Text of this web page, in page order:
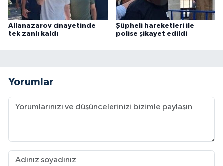
Allanazarov cinayetinde
tek zanlı kaldı
Şüpheli hareketleri ile
polise şikayet edildi
Yorumlar